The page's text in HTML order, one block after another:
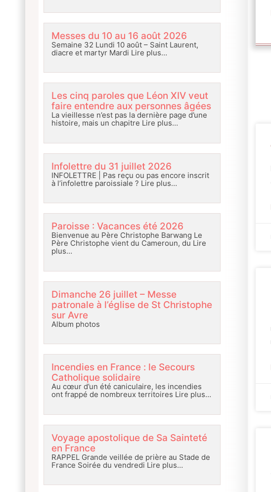
Messes du 10 au 16 août 2026
Semaine 32 Lundi 10 août – Saint Laurent,
diacre et martyr Mardi Lire plus…
Les cinq paroles que Léon XIV veut
faire entendre aux personnes âgées
La vieillesse n’est pas la dernière page d’une
histoire, mais un chapitre Lire plus…
Infolettre du 31 juillet 2026
INFOLETTRE | Pas reçu ou pas encore inscrit
à l’infolettre paroissiale ? Lire plus…
Paroisse : Vacances été 2026
Bienvenue au Père Christophe Barwang Le
Père Christophe vient du Cameroun, du Lire
plus…
Dimanche 26 juillet – Messe
patronale à l’église de St Christophe
sur Avre
Album photos
Incendies en France : le Secours
Catholique solidaire
Au cœur d’un été caniculaire, les incendies
ont frappé de nombreux territoires Lire plus…
Voyage apostolique de Sa Sainteté
en France
RAPPEL Grande veillée de prière au Stade de
France Soirée du vendredi Lire plus…